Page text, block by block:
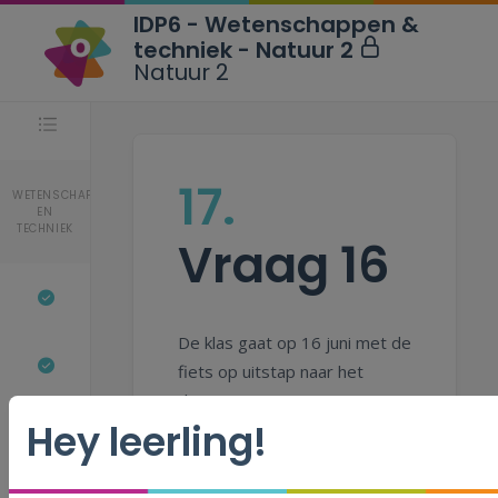
WETENSCHAPPEN
EN
TECHNIEK
17.
Vraag 16
De klas gaat op 16 juni met de
fiets op uitstap naar het
theater.
IDP6 - Wetenschappen &
techniek - Natuur 2
Natuur 2
Hey leerling!